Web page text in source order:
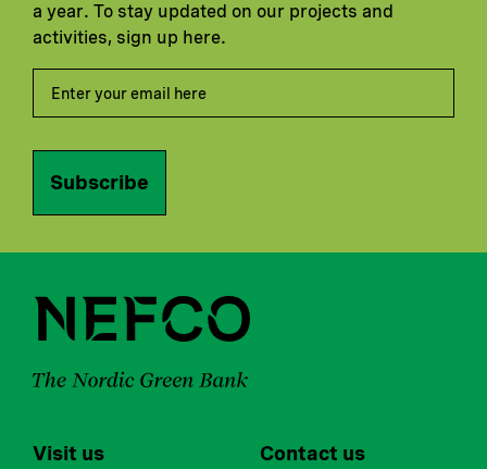
a year. To stay updated on our projects and
activities, sign up here.
Subscribe
Visit us Contact us